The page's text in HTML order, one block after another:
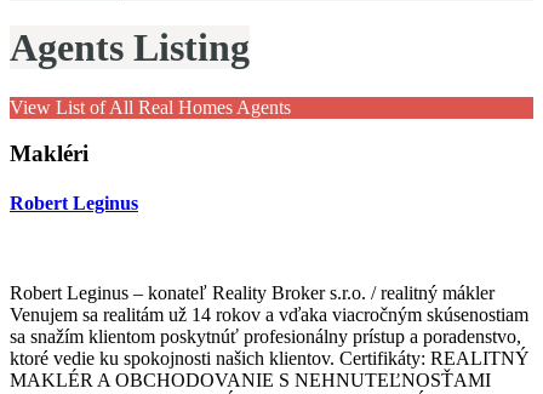
Agents Listing
View List of All Real Homes Agents
Makléri
Robert Leginus
Robert Leginus – konateľ Reality Broker s.r.o. / realitný mákler
Venujem sa realitám už 14 rokov a vďaka viacročným skúsenostiam
sa snažím klientom poskytnúť profesionálny prístup a poradenstvo,
ktoré vedie ku spokojnosti našich klientov. Certifikáty: REALITNÝ
MAKLÉR A OBCHODOVANIE S NEHNUTEĽNOSŤAMI